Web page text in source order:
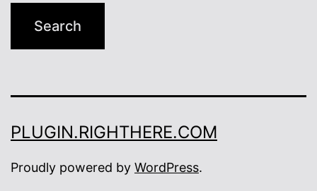
PLUGIN.RIGHTHERE.COM
Proudly powered by WordPress.